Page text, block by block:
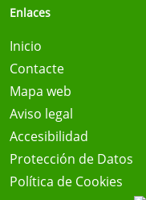
Enlaces
Inicio
Contacte
Mapa web
Aviso legal
Accesibilidad
Protección de Datos
Política de Cookies